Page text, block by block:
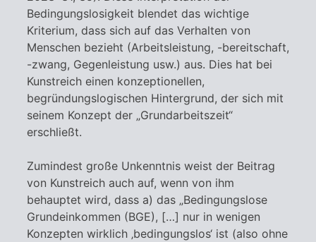
Bedingungslosigkeit blendet das wichtige
Kriterium, dass sich auf das Verhalten von
Menschen bezieht (Arbeitsleistung, -bereitschaft,
-zwang, Gegenleistung usw.) aus. Dies hat bei
Kunstreich einen konzeptionellen,
begründungslogischen Hintergrund, der sich mit
seinem Konzept der „Grundarbeitszeit“
erschließt.
Zumindest große Unkenntnis weist der Beitrag
von Kunstreich auch auf, wenn von ihm
behauptet wird, dass a) das „Bedingungslose
Grundeinkommen (BGE), […] nur in wenigen
Konzepten wirklich ‚bedingungslos‘ ist (also ohne